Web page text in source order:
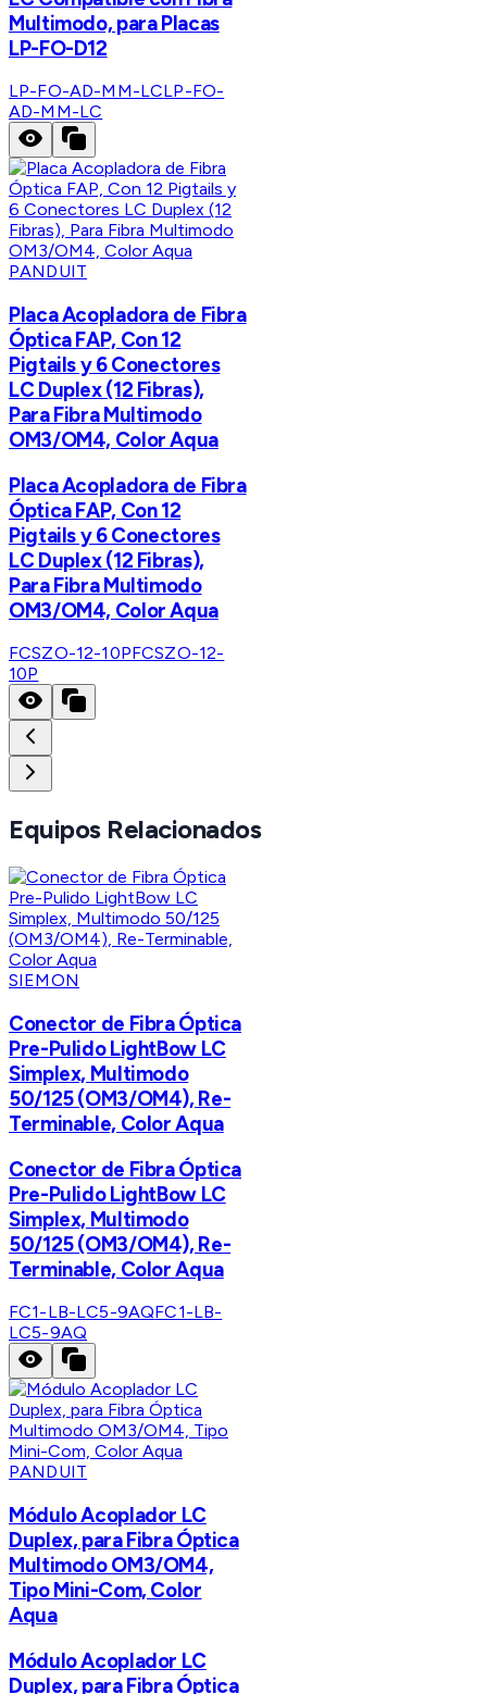
Multimodo, para Placas
LP-FO-D12
LP-FO-AD-MM-LCLP-FO-
AD-MM-LC
PANDUIT
Placa Acopladora de Fibra
Óptica FAP, Con 12
Pigtails y 6 Conectores
LC Duplex (12 Fibras),
Para Fibra Multimodo
OM3/OM4, Color Aqua
Placa Acopladora de Fibra
Óptica FAP, Con 12
Pigtails y 6 Conectores
LC Duplex (12 Fibras),
Para Fibra Multimodo
OM3/OM4, Color Aqua
FCSZO-12-10PFCSZO-12-
10P
Equipos Relacionados
SIEMON
Conector de Fibra Óptica
Pre-Pulido LightBow LC
Simplex, Multimodo
50/125 (OM3/OM4), Re-
Terminable, Color Aqua
Conector de Fibra Óptica
Pre-Pulido LightBow LC
Simplex, Multimodo
50/125 (OM3/OM4), Re-
Terminable, Color Aqua
FC1-LB-LC5-9AQFC1-LB-
LC5-9AQ
PANDUIT
Módulo Acoplador LC
Duplex, para Fibra Óptica
Multimodo OM3/OM4,
Tipo Mini-Com, Color
Aqua
Módulo Acoplador LC
Duplex, para Fibra Óptica